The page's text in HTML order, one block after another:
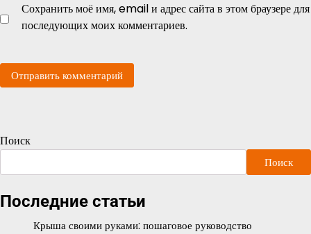
Сохранить моё имя, email и адрес сайта в этом браузере для
последующих моих комментариев.
Поиск
Поиск
Последние статьи
Крыша своими руками: пошаговое руководство